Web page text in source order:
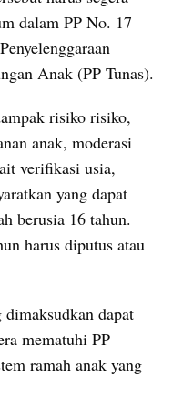
dalam PP No. 17
Anak (PP Tunas).
risiko risiko,
anak, moderasi
verifikasi usia,
yang dapat
berusia 16 tahun.
harus diputus atau
dapat
mematuhi PP
ramah anak yang